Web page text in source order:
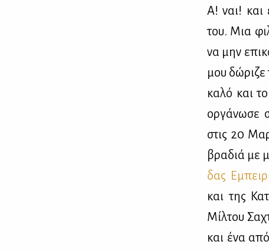
Α! ναι! και
του. Μια
να μην
μου δώ­ρι­ζε
κα­λό και
ορ­γά­νω­σε
στις 20
βρα­διά με
δας
και της
Μίλ­του
και ένα